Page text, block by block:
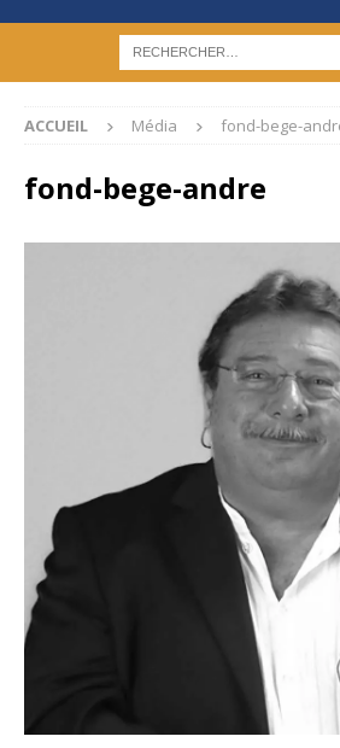
ACCUEIL Média fond-bege-
fond-bege-andre